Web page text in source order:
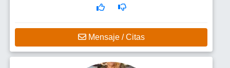
Mensaje / Citas